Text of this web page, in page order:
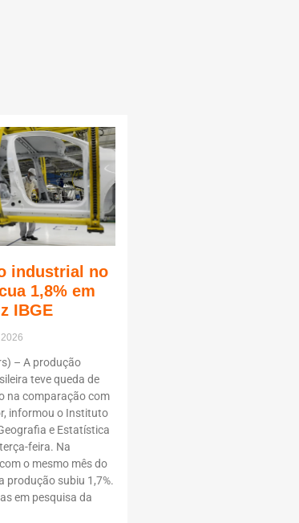
industrial no
1,8% em
IBGE
– A produção
teve queda de
na comparação com
informou o Instituto
e Estatística
feira. Na
o mesmo mês do
produção subiu 1,7%.
em pesquisa da